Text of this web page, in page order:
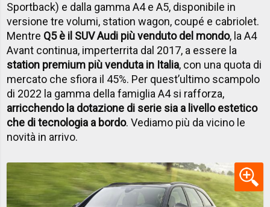
Sportback) e dalla gamma A4 e A5, disponibile in
versione tre volumi, station wagon, coupé e cabriolet.
Mentre Q5 è il SUV Audi più venduto del mondo, la A4
Avant continua, imperterrita dal 2017, a essere la
station premium più venduta in Italia, con una quota di
mercato che sfiora il 45%. Per quest’ultimo scampolo
di 2022 la gamma della famiglia A4 si rafforza,
arricchendo la dotazione di serie sia a livello estetico
che di tecnologia a bordo. Vediamo più da vicino le
novità in arrivo.